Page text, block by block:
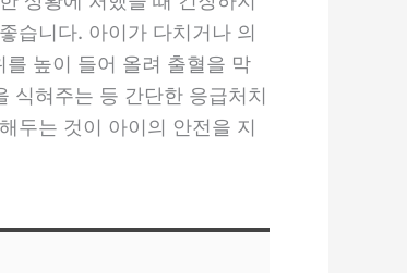
습니다. 아이가 다치거나 의
높이 들어 올려 출혈을 막
식혀주는 등 간단한 응급처치
두는 것이 아이의 안전을 지